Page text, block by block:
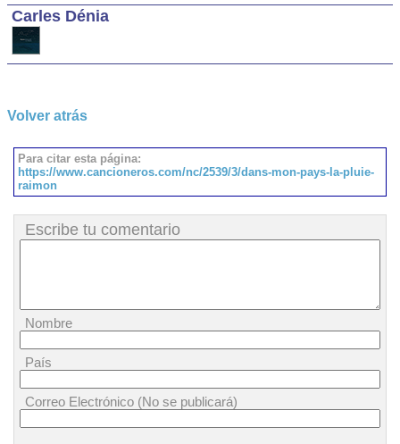
Carles Dénia
Volver atrás
Para citar esta página:
https://www.cancioneros.com/nc/2539/3/dans-mon-pays-la-pluie-
raimon
Escribe tu comentario
Nombre
País
Correo Electrónico (No se publicará)